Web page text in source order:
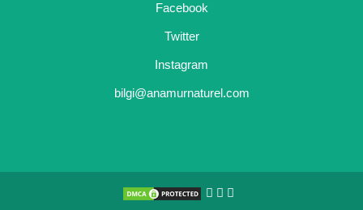
Facebook
Twitter
Instagram
bilgi@anamurnaturel.com